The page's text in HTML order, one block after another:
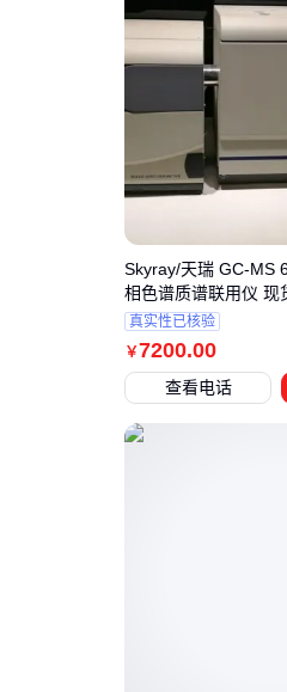
￥7200.00
Skyray/天瑞 GC-MS
相色谱质谱联用仪 现
真实性已核验
查看电话